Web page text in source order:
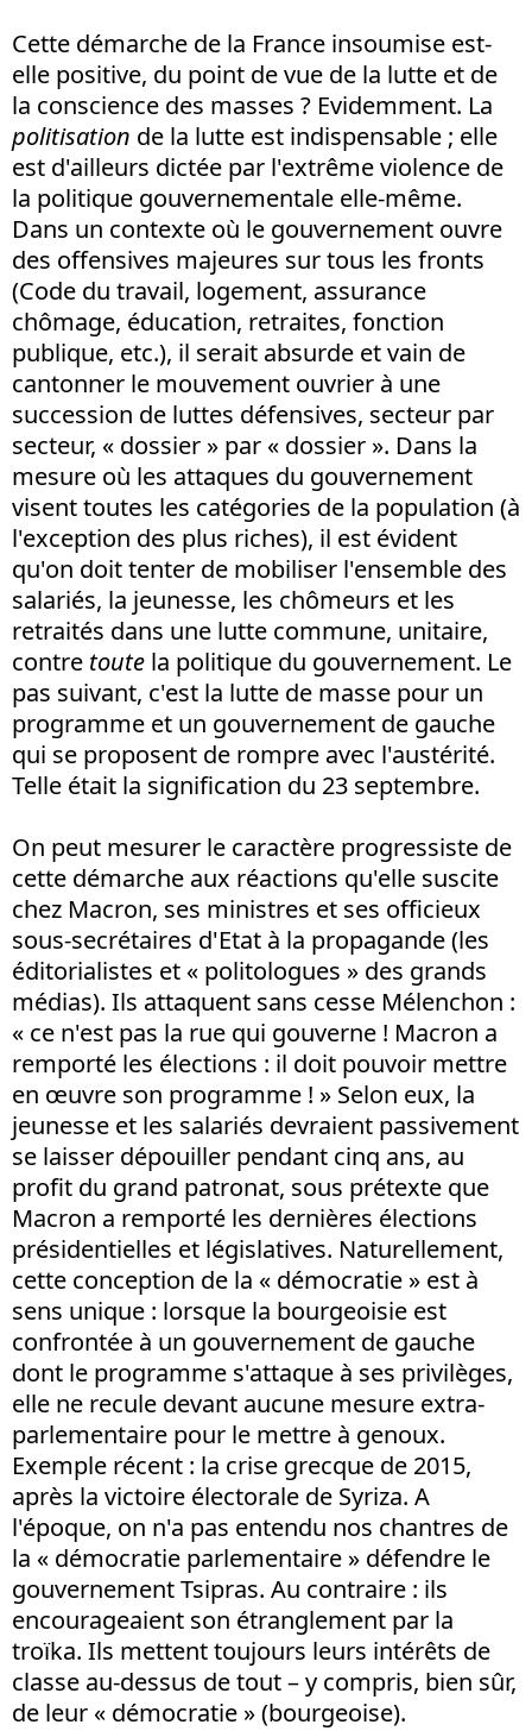
Cette démarche de la France insoumise est-
elle positive, du point de vue de la lutte et de
la conscience des masses ? Evidemment. La
politisation de la lutte est indispensable ; elle
est d'ailleurs dictée par l'extrême violence de
la politique gouvernementale elle-même.
Dans un contexte où le gouvernement ouvre
des offensives majeures sur tous les fronts
(Code du travail, logement, assurance
chômage, éducation, retraites, fonction
publique, etc.), il serait absurde et vain de
cantonner le mouvement ouvrier à une
succession de luttes défensives, secteur par
secteur, « dossier » par « dossier ». Dans la
mesure où les attaques du gouvernement
visent toutes les catégories de la population (à
l'exception des plus riches), il est évident
qu'on doit tenter de mobiliser l'ensemble des
salariés, la jeunesse, les chômeurs et les
retraités dans une lutte commune, unitaire,
contre toute la politique du gouvernement. Le
pas suivant, c'est la lutte de masse pour un
programme et un gouvernement de gauche
qui se proposent de rompre avec l'austérité.
Telle était la signification du 23 septembre.
On peut mesurer le caractère progressiste de
cette démarche aux réactions qu'elle suscite
chez Macron, ses ministres et ses officieux
sous-secrétaires d'Etat à la propagande (les
éditorialistes et « politologues » des grands
médias). Ils attaquent sans cesse Mélenchon :
« ce n'est pas la rue qui gouverne ! Macron a
remporté les élections : il doit pouvoir mettre
en œuvre son programme ! » Selon eux, la
jeunesse et les salariés devraient passivement
se laisser dépouiller pendant cinq ans, au
profit du grand patronat, sous prétexte que
Macron a remporté les dernières élections
présidentielles et législatives. Naturellement,
cette conception de la « démocratie » est à
sens unique : lorsque la bourgeoisie est
confrontée à un gouvernement de gauche
dont le programme s'attaque à ses privilèges,
elle ne recule devant aucune mesure extra-
parlementaire pour le mettre à genoux.
Exemple récent : la crise grecque de 2015,
après la victoire électorale de Syriza. A
l'époque, on n'a pas entendu nos chantres de
la « démocratie parlementaire » défendre le
gouvernement Tsipras. Au contraire : ils
encourageaient son étranglement par la
troïka. Ils mettent toujours leurs intérêts de
classe au-dessus de tout – y compris, bien sûr,
de leur « démocratie » (bourgeoise).